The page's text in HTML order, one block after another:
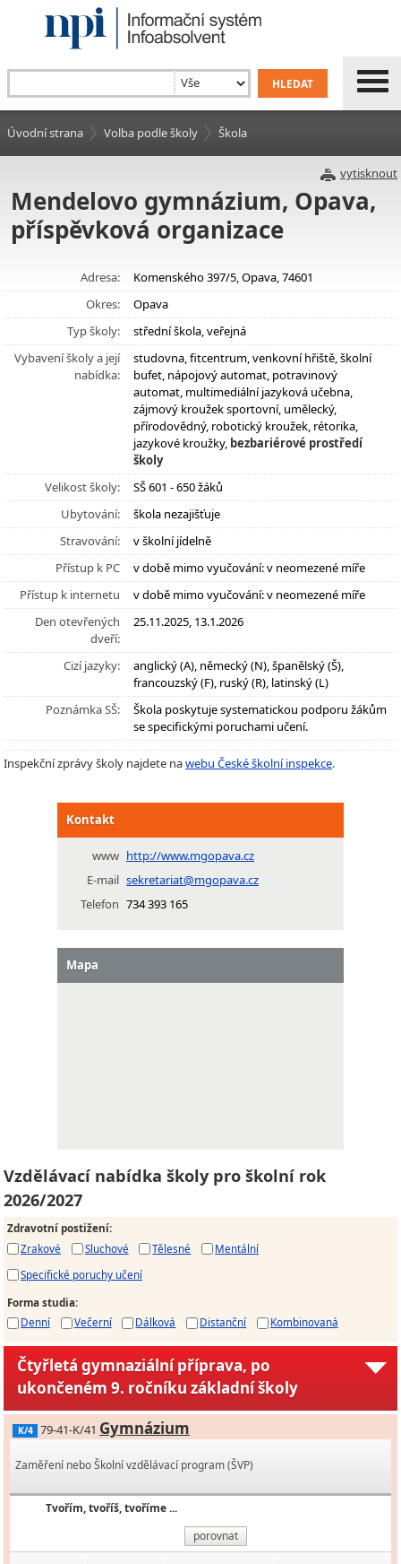
Úvodní strana Volba podle školy Škola
vytisknout
Mendelovo gymnázium, Opava,
příspěvková organizace
Adresa:
Komenského 397/5, Opava, 74601
Okres:
Opava
Typ školy:
střední škola, veřejná
Vybavení školy a její
nabídka:
studovna, fitcentrum, venkovní hřiště, školní
bufet, nápojový automat, potravinový
automat, multimediální jazyková učebna,
zájmový kroužek sportovní, umělecký,
přírodovědný, robotický kroužek, rétorika,
jazykové kroužky, bezbariérové prostředí
školy
Velikost školy:
SŠ 601 - 650 žáků
Ubytování:
škola nezajišťuje
Stravování:
v školní jídelně
Přístup k PC
v době mimo vyučování: v neomezené míře
Přístup k internetu
v době mimo vyučování: v neomezené míře
Den otevřených
dveří:
25.11.2025, 13.1.2026
Cizí jazyky:
anglický (A), německý (N), španělský (Š),
francouzský (F), ruský (R), latinský (L)
Poznámka SŠ:
Škola poskytuje systematickou podporu žákům
se specifickými poruchami učení.
Inspekční zprávy školy najdete nawebu České školní inspekce.
Kontakt
www http://www.mgopava.cz
E-mail sekretariat@mgopava.cz
Telefon 734 393 165
Mapa
Vzdělávací nabídka školy pro školní rok
2026/2027
Zdravotní postižení:
Zrakové
Sluchové Tělesné
Mentální
Specifické poruchy učení
Forma studia:
Denní
Večerní Dálková Distanční Kombinovaná
Čtyřletá gymnaziální příprava, po
ukončeném 9. ročníku základní školy
K/4 79-41-K/41 Gymnázium
Zaměření nebo Školní vzdělávací program (ŠVP)
Tvořím, tvoříš, tvoříme ...
porovnat